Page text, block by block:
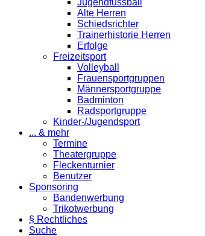
Jugendfussball
Alte Herren
Schiedsrichter
Trainerhistorie Herren
Erfolge
Freizeitsport
Volleyball
Frauensportgruppen
Männersportgruppe
Badminton
Radsportgruppe
Kinder-/Jugendsport
... & mehr
Termine
Theatergruppe
Fleckenturnier
Benutzer
Sponsoring
Bandenwerbung
Trikotwerbung
§ Rechtliches
Suche